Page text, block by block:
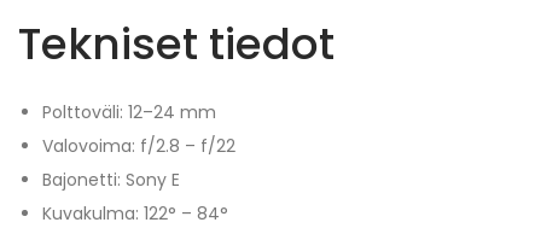
Tekniset tiedot
Polttoväli: 12–24 mm
Valovoima: f/2.8 – f/22
Bajonetti: Sony E
Kuvakulma: 122° – 84°